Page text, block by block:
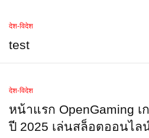
देश-विदेश
test
देश-विदेश
หน้าแรก OpenGaming
ปี 2025 เล่นสล็อตออนไล